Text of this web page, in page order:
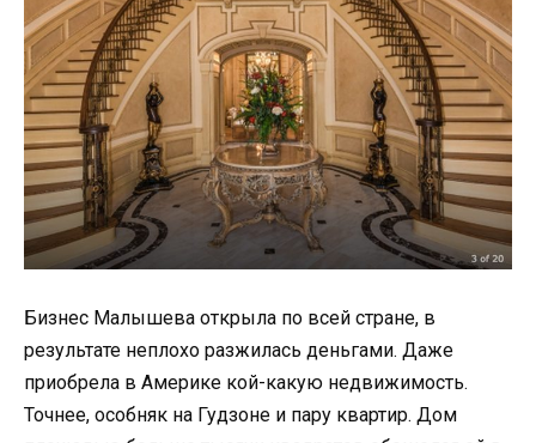
Бизнес Малышева открыла по всей стране, в
результате неплохо разжилась деньгами. Даже
приобрела в Америке кой-какую недвижимость.
Точнее, особняк на Гудзоне и пару квартир. Дом